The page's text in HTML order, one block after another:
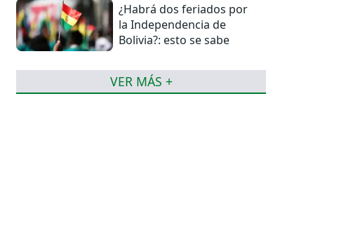
¿Habrá dos feriados por
la Independencia de
Bolivia?: esto se sabe
VER MÁS +